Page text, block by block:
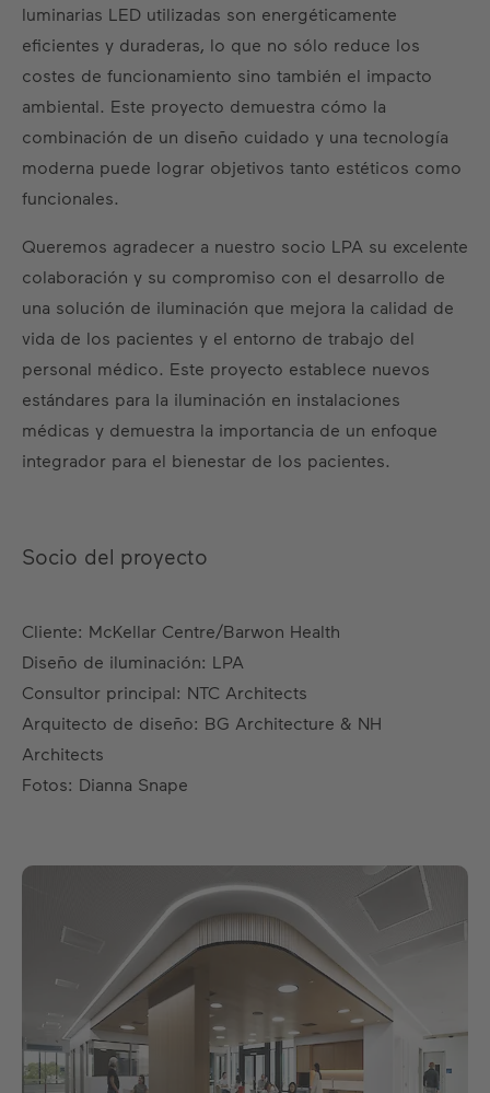
luminarias LED utilizadas son energéticamente
eficientes y duraderas, lo que no sólo reduce los
costes de funcionamiento sino también el impacto
ambiental. Este proyecto demuestra cómo la
combinación de un diseño cuidado y una tecnología
moderna puede lograr objetivos tanto estéticos como
funcionales.
Queremos agradecer a nuestro socio LPA su excelente
colaboración y su compromiso con el desarrollo de
una solución de iluminación que mejora la calidad de
vida de los pacientes y el entorno de trabajo del
personal médico. Este proyecto establece nuevos
estándares para la iluminación en instalaciones
médicas y demuestra la importancia de un enfoque
integrador para el bienestar de los pacientes.
Socio del proyecto
Cliente: McKellar Centre/Barwon Health
Diseño de iluminación: LPA
Consultor principal: NTC Architects
Arquitecto de diseño: BG Architecture & NH
Architects
Fotos: Dianna Snape